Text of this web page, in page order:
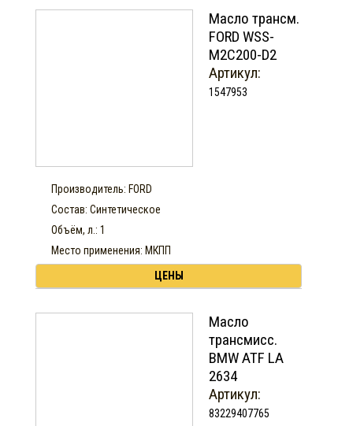
Масло трансм.
FORD WSS-
M2C200-D2
Артикул:
1547953
Производитель: FORD
Состав: Синтетическое
Объём, л.: 1
Место применения: МКПП
ЦЕНЫ
Масло
трансмисс.
BMW ATF LA
2634
Артикул:
83229407765